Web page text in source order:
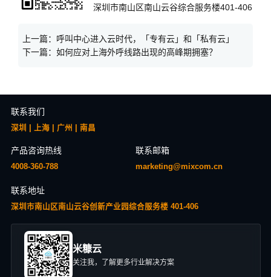
深圳市南山区南山云谷综合服务楼401-406
上一篇： 呼叫中心进入云时代，「专有云」和「私有云」
下一篇： 如何应对上海外呼线路出现的高峰期拥塞？
联系我们
深圳 | 上海 | 广州 | 南昌
产品咨询热线
4008-360-788
联系邮箱
marketing@mixcom.cn
联系地址
深圳市南山区南山云谷创新产业园综合服务楼 401-406
米糠云
关注我，了解更多行业解决方案